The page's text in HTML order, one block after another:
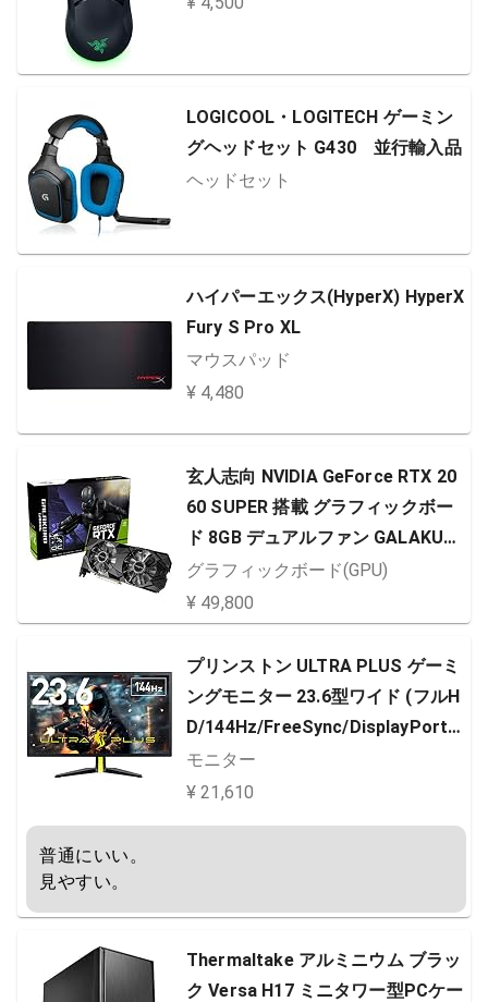
LOGICOOL・LOGITECH ゲーミン
グヘッドセット G430 並行輸入品
ヘッドセット
ハイパーエックス(HyperX) HyperX
Fury S Pro XL
マウスパッド
¥ 4,480
玄人志向 NVIDIA GeForce RTX 20
60 SUPER 搭載 グラフィックボー
ド 8GB デュアルファン GALAKUR
O GAMINGシリーズ GG-RTX2060S
P-E8GB/DF
グラフィックボード(GPU)
¥ 49,800
プリンストン ULTRA PLUS ゲーミ
ングモニター 23.6型ワイド (フルH
D/144Hz/FreeSync/DisplayPort/
TNパネル) PTFGSA-24W
モニター
¥ 21,610
普通にいい。
見やすい。
Thermaltake アルミニウム ブラッ
ク Versa H17 ミニタワー型PCケー